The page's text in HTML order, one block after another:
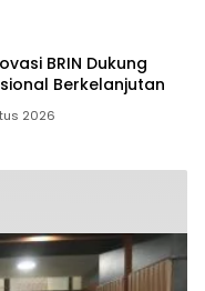
BRIN Dukung
Berkelanjutan
2026